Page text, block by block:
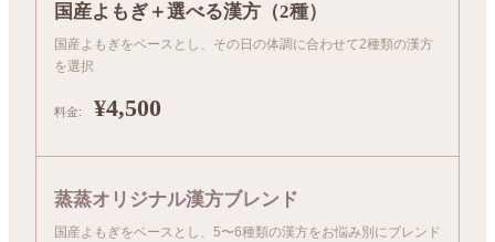
国産よもぎ＋選べる漢方（2種）
国産よもぎをベースとし、その日の体調に合わせて2種類の漢方
を選択
¥4,500
蒸蒸オリジナル漢方ブレンド
国産よもぎをベースとし、5〜6種類の漢方をお悩み別にブレンド